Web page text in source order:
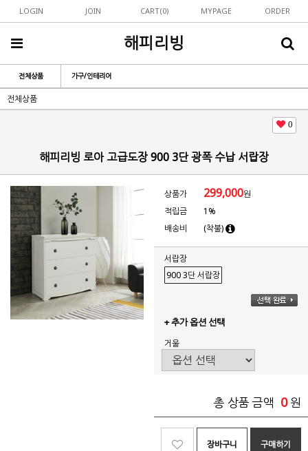
LOGIN JOIN CART(0) MYPAGE ORDER
해피리빙
전체상품 가구/인테리어
전체상품
0
해피리빙 로아 고급도장 900 3단 광폭 수납 서랍장
상품가 299,000원
적립금
1%
배송비
(착불)
서랍장
900 3단 서랍장
+ 추가 옵션 선택
거울
총 상품 금액 0 원
장바구니 구매하기